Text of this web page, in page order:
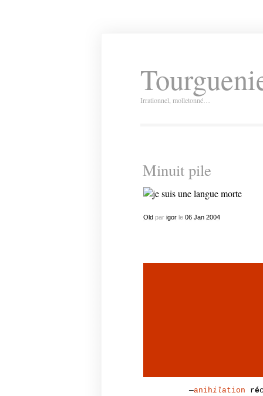
Irrationnel, molletonné…
Minuit pile
Oldpar igorle 06 Jan 2004
—anihilation ré